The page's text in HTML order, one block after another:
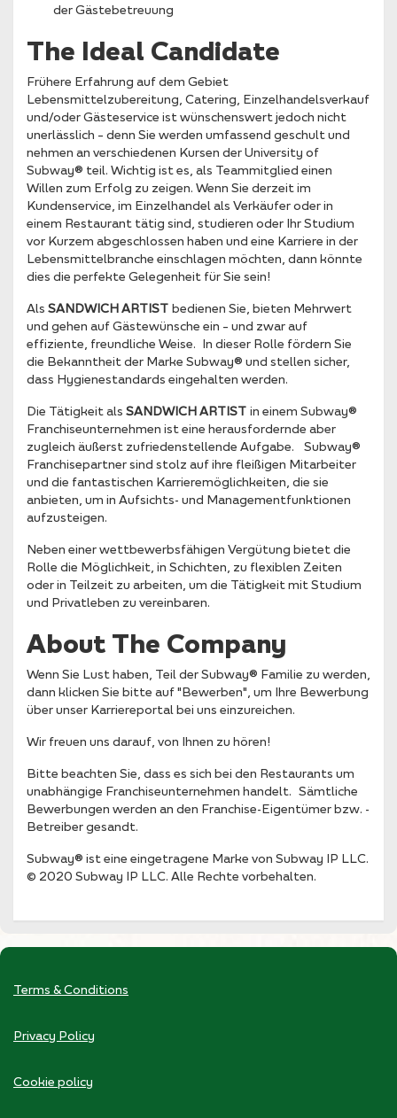
der Gästebetreuung
The Ideal Candidate
Frühere Erfahrung auf dem Gebiet
Lebensmittelzubereitung, Catering, Einzelhandelsverkauf
und/oder Gästeservice ist wünschenswert jedoch nicht
unerlässlich – denn Sie werden umfassend geschult und
nehmen an verschiedenen Kursen der University of
Subway® teil. Wichtig ist es, als Teammitglied einen
Willen zum Erfolg zu zeigen. Wenn Sie derzeit im
Kundenservice, im Einzelhandel als Verkäufer oder in
einem Restaurant tätig sind, studieren oder Ihr Studium
vor Kurzem abgeschlossen haben und eine Karriere in der
Lebensmittelbranche einschlagen möchten, dann könnte
dies die perfekte Gelegenheit für Sie sein!
Als SANDWICH ARTIST bedienen Sie, bieten Mehrwert
und gehen auf Gästewünsche ein – und zwar auf
effiziente, freundliche Weise. In dieser Rolle fördern Sie
die Bekanntheit der Marke Subway® und stellen sicher,
dass Hygienestandards eingehalten werden.
Die Tätigkeit als SANDWICH ARTIST in einem Subway®
Franchiseunternehmen ist eine herausfordernde aber
zugleich äußerst zufriedenstellende Aufgabe. Subway®
Franchisepartner sind stolz auf ihre fleißigen Mitarbeiter
und die fantastischen Karrieremöglichkeiten, die sie
anbieten, um in Aufsichts- und Managementfunktionen
aufzusteigen.
Neben einer wettbewerbsfähigen Vergütung bietet die
Rolle die Möglichkeit, in Schichten, zu flexiblen Zeiten
oder in Teilzeit zu arbeiten, um die Tätigkeit mit Studium
und Privatleben zu vereinbaren.
About The Company
Wenn Sie Lust haben, Teil der Subway® Familie zu werden,
dann klicken Sie bitte auf "Bewerben", um Ihre Bewerbung
über unser Karriereportal bei uns einzureichen.
Wir freuen uns darauf, von Ihnen zu hören!
Bitte beachten Sie, dass es sich bei den Restaurants um
unabhängige Franchiseunternehmen handelt. Sämtliche
Bewerbungen werden an den Franchise-Eigentümer bzw. -
Betreiber gesandt.
Subway® ist eine eingetragene Marke von Subway IP LLC.
© 2020 Subway IP LLC. Alle Rechte vorbehalten.
Terms & Conditions
Privacy Policy
Cookie policy